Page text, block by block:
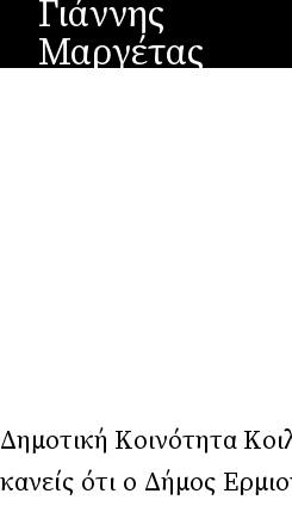
Γιάννης
Μαργέτας
Δημοτική
κανείς ότι ο Δήμος